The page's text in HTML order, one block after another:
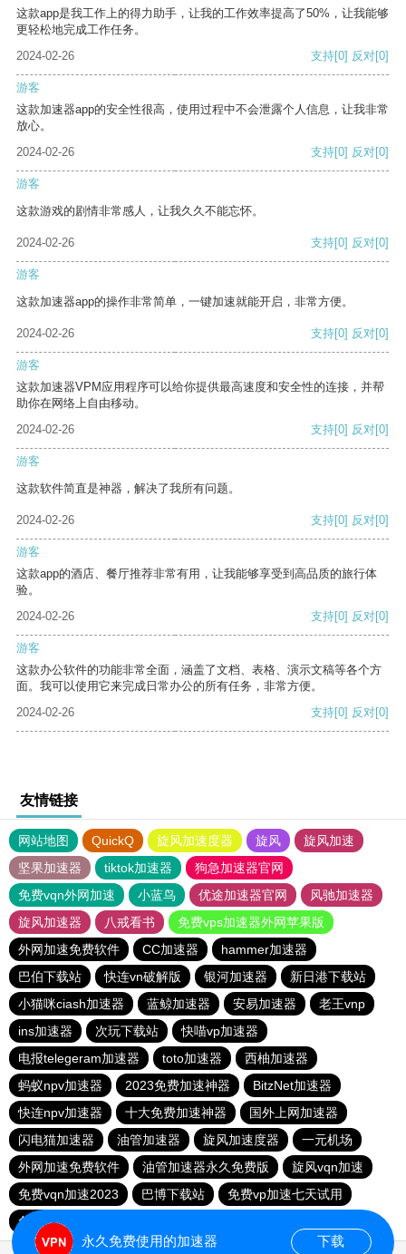
这款app是我工作上的得力助手，让我的工作效率提高了50%，让我能够
更轻松地完成工作任务。
2024-02-26
支持[0] 反对[0]
游客
这款加速器app的安全性很高，使用过程中不会泄露个人信息，让我非常
放心。
2024-02-26
支持[0] 反对[0]
游客
这款游戏的剧情非常感人，让我久久不能忘怀。
2024-02-26 支持[0] 反对[0]
游客
这款加速器app的操作非常简单，一键加速就能开启，非常方便。
2024-02-26 支持[0] 反对[0]
游客
这款加速器VPM应用程序可以给你提供最高速度和安全性的连接，并帮
助你在网络上自由移动。
2024-02-26
支持[0] 反对[0]
游客
这款软件简直是神器，解决了我所有问题。
2024-02-26 支持[0] 反对[0]
游客
这款app的酒店、餐厅推荐非常有用，让我能够享受到高品质的旅行体
验。
2024-02-26
支持[0] 反对[0]
游客
这款办公软件的功能非常全面，涵盖了文档、表格、演示文稿等各个方
面。我可以使用它来完成日常办公的所有任务，非常方便。
2024-02-26
支持[0] 反对[0]
友情链接
网站地图 QuickQ 旋风加速度器 旋风
旋风加速
坚果加速器
tiktok加速器
狗急加速器官网
免费vqn外网加速
小蓝鸟 优途加速器官网
风驰加速器
旋风加速器
八戒看书
免费vps加速器外网苹果版
外网加速免费软件
CC加速器
hammer加速器
巴伯下载站
快连vn破解版 银河加速器
新日港下载站
小猫咪ciash加速器
蓝鲸加速器 安易加速器
老王vnp
ins加速器
次玩下载站
快喵vp加速器
电报telegeram加速器
toto加速器
西柚加速器
蚂蚁npv加速器
2023免费加速神器
BitzNet加速器
快连npv加速器
十大免费加速神器
国外上网加速器
闪电猫加速器
油管加速器 旋风加速度器
一元机场
外网加速免费软件
油管加速器永久免费版
旋风vqn加速
免费vqn加速2023
巴博下载站
免费vp加速七天试用
免费跨墙软件
永久免费使用的加速器 下载